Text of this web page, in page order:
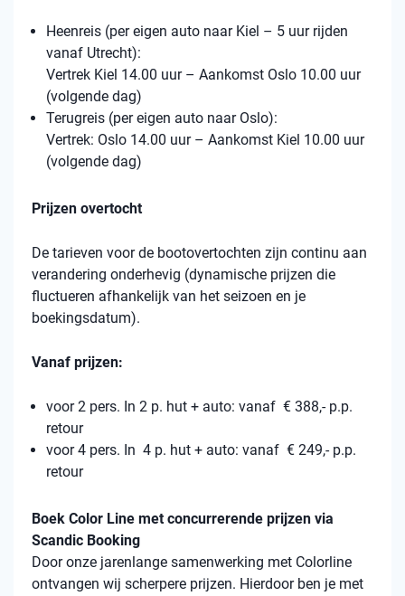
Heenreis (per eigen auto naar Kiel – 5 uur rijden
vanaf Utrecht):
Vertrek Kiel 14.00 uur – Aankomst Oslo 10.00 uur
(volgende dag)
Terugreis (per eigen auto naar Oslo):
Vertrek: Oslo 14.00 uur – Aankomst Kiel 10.00 uur
(volgende dag)
Prijzen overtocht
De tarieven voor de bootovertochten zijn continu aan
verandering onderhevig (dynamische prijzen die
fluctueren afhankelijk van het seizoen en je
boekingsdatum).
Vanaf prijzen:
voor 2 pers. In 2 p. hut + auto: vanaf € 388,- p.p.
retour
voor 4 pers. In 4 p. hut + auto: vanaf € 249,- p.p.
retour
Boek Color Line met concurrerende prijzen via
Scandic Booking
Door onze jarenlange samenwerking met Colorline
ontvangen wij scherpere prijzen. Hierdoor ben je met